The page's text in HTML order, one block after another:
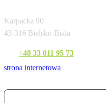
Karpacka 90
43-316 Bielsko-Biała
+48 33 811 95 73
strona internetowa